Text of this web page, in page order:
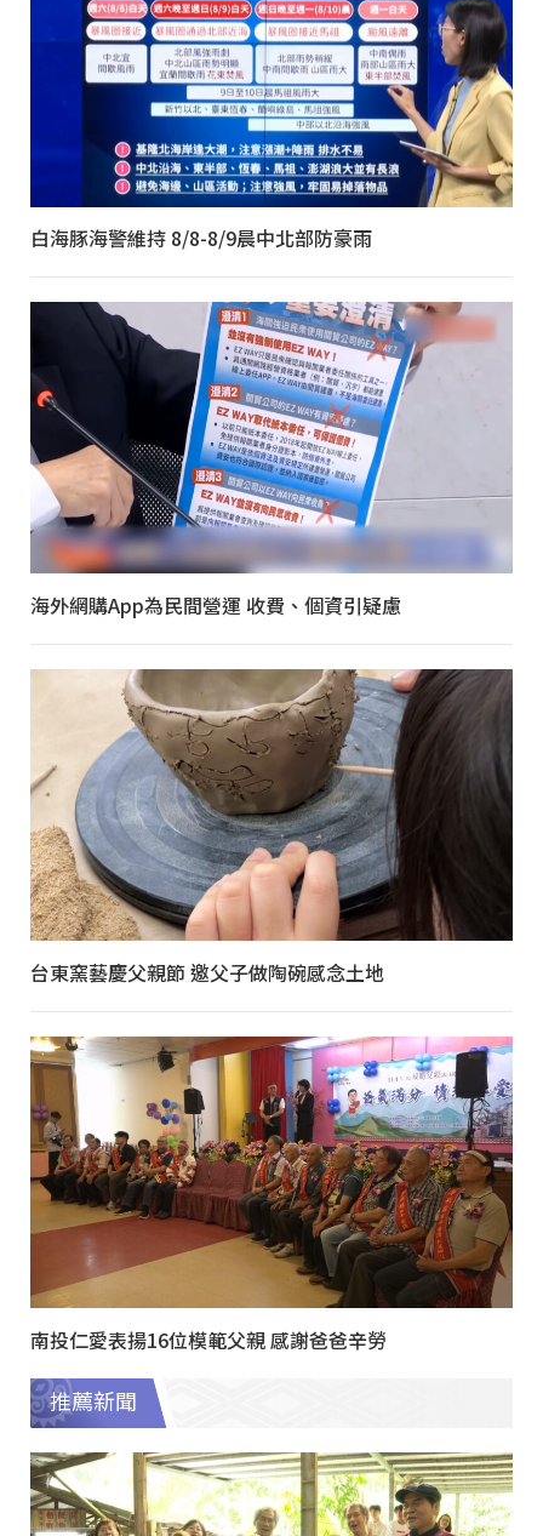
白海豚海警維持 8/8-8/9晨中北部防豪雨
海外網購App為民間營運 收費、個資引疑慮
台東窯藝慶父親節 邀父子做陶碗感念土地
南投仁愛表揚16位模範父親 感謝爸爸辛勞
推薦新聞